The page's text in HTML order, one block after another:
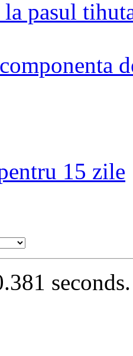
la pasul
15 zile
seconds.